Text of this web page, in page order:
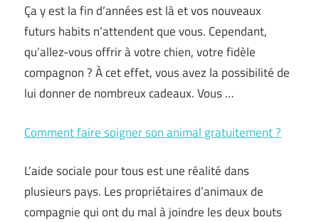
Ça y est la fin d’années est là et vos nouveaux
futurs habits n’attendent que vous. Cependant,
qu’allez-vous offrir à votre chien, votre fidèle
compagnon ? À cet effet, vous avez la possibilité de
lui donner de nombreux cadeaux. Vous …
Comment faire soigner son animal gratuitement ?
L’aide sociale pour tous est une réalité dans
plusieurs pays. Les propriétaires d’animaux de
compagnie qui ont du mal à joindre les deux bouts